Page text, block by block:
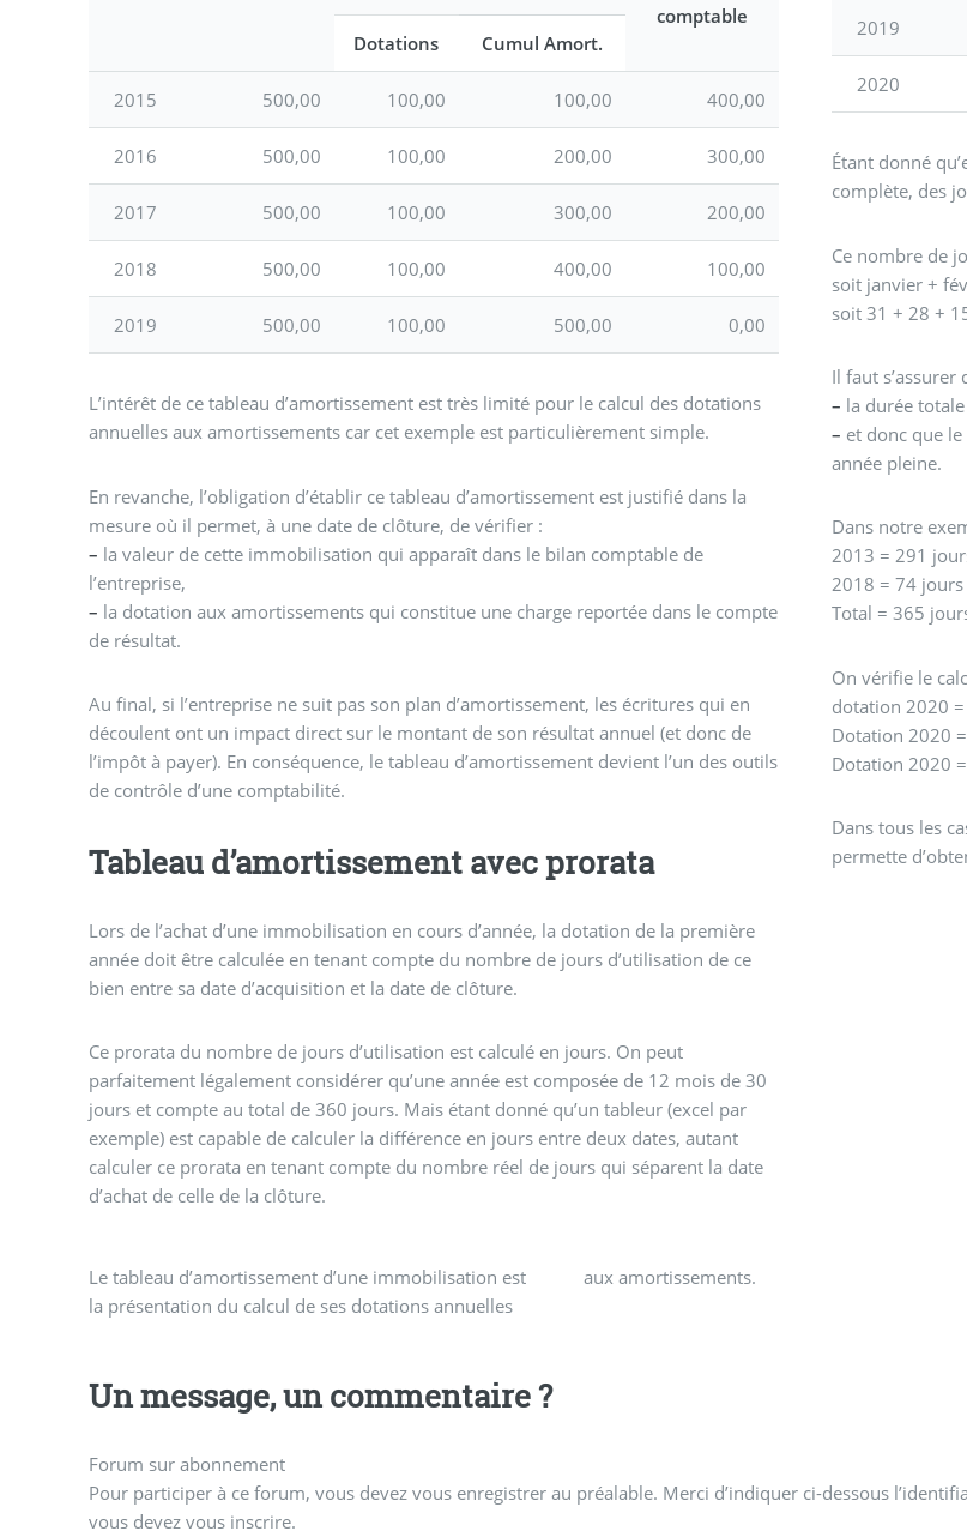
comptable
Dotations
Cumul Amort.
2015 500,00 100,00 100,00 400,00
2016 500,00 100,00 200,00 300,00
2017 500,00 100,00 300,00 200,00
2018 500,00 100,00 400,00 100,00
2019 500,00 100,00 500,00 0,00
L’intérêt de ce tableau d’amortissement est très limité pour le calcul des dotations
annuelles aux amortissements car cet exemple est particulièrement simple.
En revanche, l’obligation d’établir ce tableau d’amortissement est justifié dans la
mesure où il permet, à une date de clôture, de vérifier :
– la valeur de cette immobilisation qui apparaît dans le bilan comptable de
l’entreprise,
– la dotation aux amortissements qui constitue une charge reportée dans le compte
de résultat.
Au final, si l’entreprise ne suit pas son plan d’amortissement, les écritures qui en
découlent ont un impact direct sur le montant de son résultat annuel (et donc de
l’impôt à payer). En conséquence, le tableau d’amortissement devient l’un des outils
de contrôle d’une comptabilité.
Tableau d’amortissement avec prorata
Lors de l’achat d’une immobilisation en cours d’année, la dotation de la première
année doit être calculée en tenant compte du nombre de jours d’utilisation de ce
bien entre sa date d’acquisition et la date de clôture.
Ce prorata du nombre de jours d’utilisation est calculé en jours. On peut
parfaitement légalement considérer qu’une année est composée de 12 mois de 30
jours et compte au total de 360 jours. Mais étant donné qu’un tableur (excel par
exemple) est capable de calculer la différence en jours entre deux dates, autant
calculer ce prorata en tenant compte du nombre réel de jours qui séparent la date
d’achat de celle de la clôture.
2019
2020
Étant donné
complète, des
Ce nombre de
soit janvier +
soit 31 + 28 +
Il faut s’assurer
– la durée
– et donc que
année pleine.
Dans notre
2013 = 291
2018 = 74 jours
Total = 365
On vérifie le
Dotation 2020
Dotation 2020
Dans tous les
permette
Le tableau d’amortissement d’une immobilisation est
la présentation du calcul de ses dotations annuelles
aux amortissements.
Un message, un commentaire ?
Forum sur abonnement
Pour participer à ce forum, vous devez vous enregistrer au préalable. Merci d’indiquer ci-dessous
vous devez vous inscrire.